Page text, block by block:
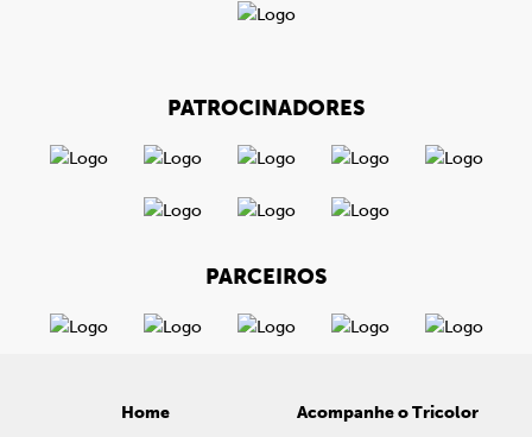
PATROCINADORES
PARCEIROS
Home
Acompanhe o Tricolor